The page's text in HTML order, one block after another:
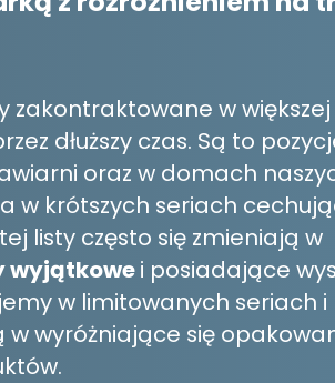
w większej
dłuższy czas. Są to
oraz w domach
w krótszych seriach
listy często się zmieniają w
wyjątkowei posiadające
w limitowanych seriach i
wyróżniające się